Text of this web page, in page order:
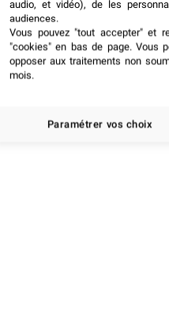
audio, et vidéo), de les
audiences.
Vous pouvez "tout accepter" et
"cookies" en bas de page. Vous
opposer aux traitements non
mois.
Paramétrer vos choix